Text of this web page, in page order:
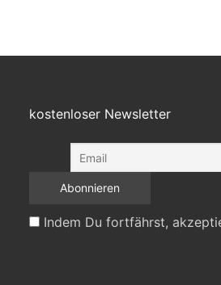
kostenloser Newsletter
Indem Du fortfährst,